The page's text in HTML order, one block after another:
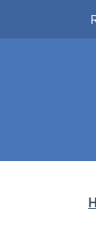
Vai al contenuto